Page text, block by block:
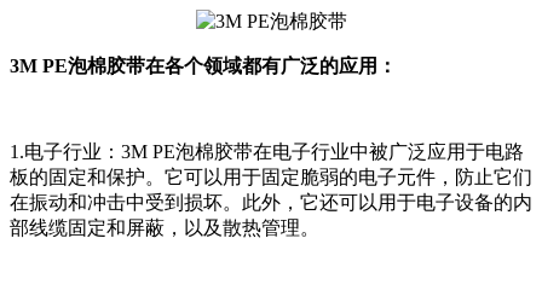
3M PE泡棉胶带在各个领域都有广泛的应用：
1.电子行业：3M PE泡棉胶带在电子行业中被广泛应用于电路
板的固定和保护。它可以用于固定脆弱的电子元件，防止它们
在振动和冲击中受到损坏。此外，它还可以用于电子设备的内
部线缆固定和屏蔽，以及散热管理。